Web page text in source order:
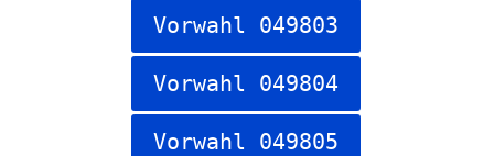
Vorwahl 049803
Vorwahl 049804
Vorwahl 049805